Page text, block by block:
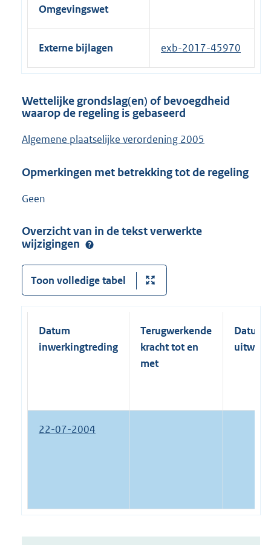
Omgevingswet
Externe bijlagen exb-2017-45970
Wettelijke grondslag(en) of bevoegdheid
waarop de regeling is gebaseerd
Algemene plaatselijke verordening 2005
Opmerkingen met betrekking tot de regeling
Geen
Overzicht van in de tekst verwerkte
wijzigingen
Toon volledige tabel
Datum
inwerkingtreding
Terugwerkende
kracht tot en
met
Datum
22-07-2004